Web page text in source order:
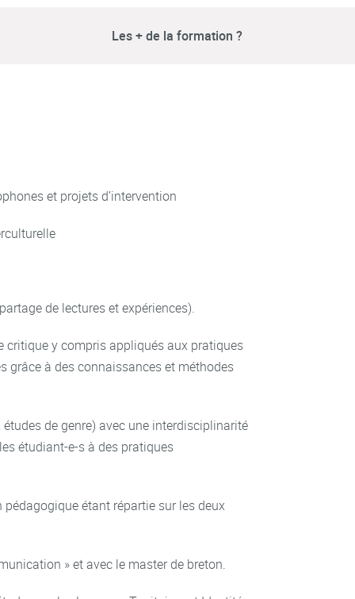
Les + de la formation ?
et projets d’intervention
de lectures et expériences).
critique y compris appliqués aux pratiques
grâce à des connaissances et méthodes
de genre) avec une interdisciplinarité
étudiant-e-s à des pratiques
étant répartie sur les deux
» et avec le master de breton.